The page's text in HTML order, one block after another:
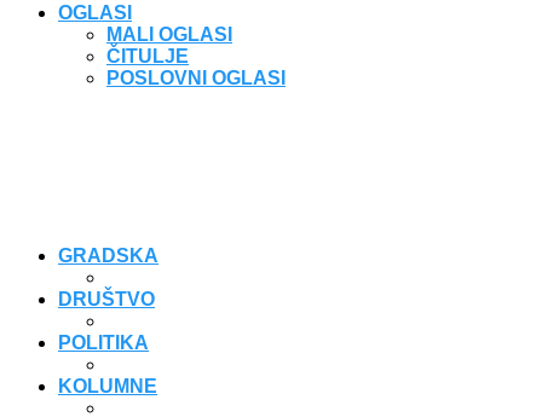
OGLASI
MALI OGLASI
ČITULJE
POSLOVNI OGLASI
GRADSKA
DRUŠTVO
POLITIKA
KOLUMNE